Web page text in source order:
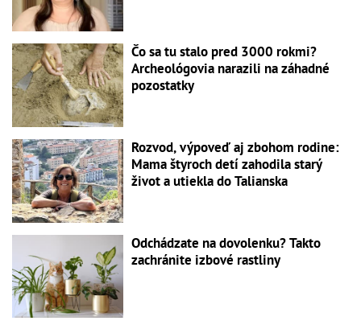
Čo sa tu stalo pred 3000 rokmi?
Archeológovia narazili na záhadné
pozostatky
Rozvod, výpoveď aj zbohom rodine:
Mama štyroch detí zahodila starý
život a utiekla do Talianska
Odchádzate na dovolenku? Takto
zachránite izbové rastliny